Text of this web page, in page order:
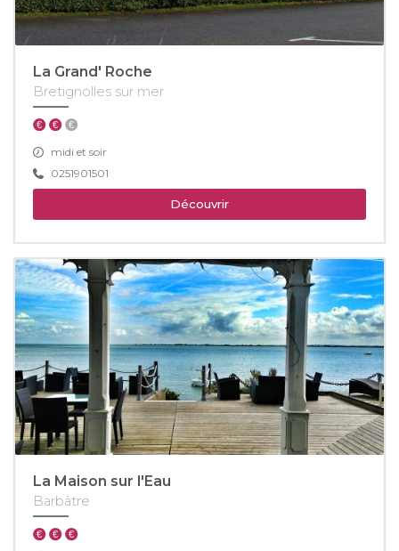
La Grand' Roche
Bretignolles sur mer
midi et soir
0251901501
Découvrir
La Maison sur l'Eau
Barbâtre